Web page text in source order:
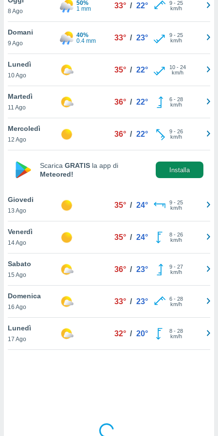
è
al sito
di
ci
di
il
un
la
nella
cookie
il tuo
in
a piè
del
8 Ago
50%
1 mm
33° / 22° 9- 25
km/h
Domani
9 Ago
40%
0.4 mm
33° / 23° 9- 25
km/h
Lunedì
10 Ago
35° / 22° 10- 24
km/h
Martedì
11 Ago
36° / 22° 6- 28
km/h
Mercoledì
12 Ago
36° / 22° 9- 26
km/h
Scarica GRATIS la app di
Meteored!
Installa
Giovedi
13 Ago
35° / 24° 9- 25
km/h
Venerdì
14 Ago
35° / 24° 8- 26
km/h
Sabato
15 Ago
36° / 23° 9- 27
km/h
Domenica
16 Ago
33° / 23° 6- 28
km/h
Lunedì
17 Ago
32° / 20° 8- 28
km/h